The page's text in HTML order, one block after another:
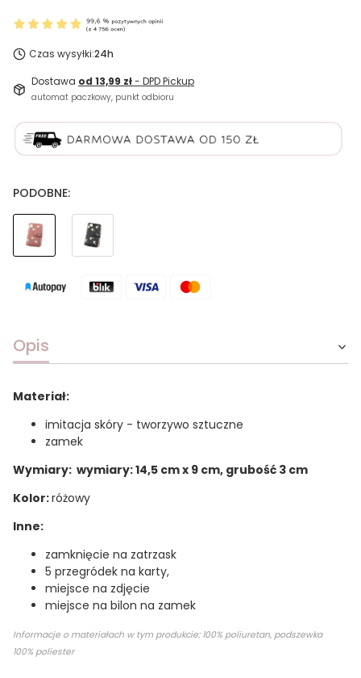
Czas wysyłki:24h
Dostawa od 13,99 zł- DPD Pickup
automat paczkowy, punkt odbioru
PODOBNE:
Opis
Materiał:
imitacja skóry - tworzywo sztuczne
zamek
Wymiary: wymiary: 14,5 cm x 9 cm, grubość 3 cm
Kolor:różowy
Inne:
zamknięcie na zatrzask
5 przegródek na karty,
miejsce na zdjęcie
miejsce na bilon na zamek
Informacje o materiałach w tym produkcie: 100% poliuretan, podszewka
100% poliester